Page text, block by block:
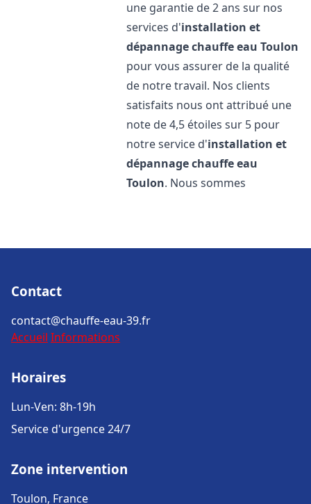
une garantie de 2 ans sur nos
services d'installation et
dépannage chauffe eau Toulon
pour vous assurer de la qualité
de notre travail. Nos clients
satisfaits nous ont attribué une
note de 4,5 étoiles sur 5 pour
notre service d'installation et
dépannage chauffe eau
Toulon. Nous sommes
Contact
contact@chauffe-eau-39.fr
Accueil Informations
Horaires
Lun-Ven: 8h-19h
Service d'urgence 24/7
Zone intervention
Toulon, France